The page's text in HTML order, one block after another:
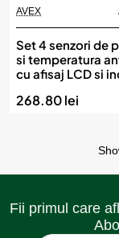
AVEX
Set 4 senzori de
si temperatura
cu afisaj LCD si
268.80 lei
Fii primul care